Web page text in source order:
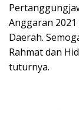
Anggaran
Daerah.
Rahmat dan
tuturnya.